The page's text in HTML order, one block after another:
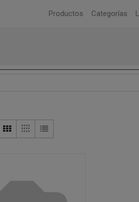
Productos Categorías